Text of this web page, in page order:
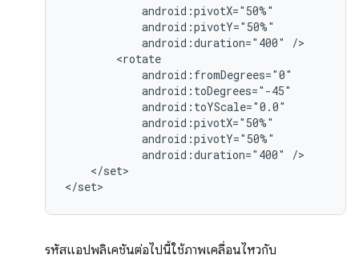
android:duration="400"
android:duration="400"
</set>
</set>
รหัสแอปพลิเคชันต่อไปนี้ใช้ภาพเคลื่อนไหวกับ